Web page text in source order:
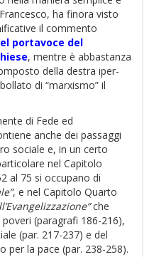
ha finora visto
il commento
portavoce del
, mentre è abbastanza
della destra iper-
di “marxismo” il
di Fede ed
anche dei passaggi
sociale e, in un certo
nel Capitolo
al 75 si occupano di
, e nel Capitolo Quarto
che
(paragrafi 186-216),
(par. 217-237) e del
per la pace (par. 238-258).